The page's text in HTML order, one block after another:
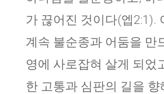
가 끊어진 것이다(엡2:1).
계속 불순종과 어둠을 만
영에 사로잡혀 살게 되었
한 고통과 심판의 길을 향